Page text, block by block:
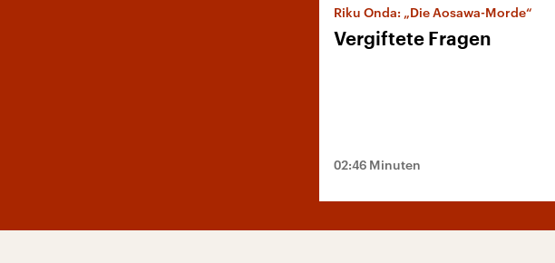
Riku Onda: „Die Aosawa-Morde“
Vergiftete Fragen
02:46 Minuten